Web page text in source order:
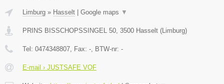
Limburg » Hasselt Google maps ▼
PRINS BISSCHOPSSINGEL 50, 3500 Hasselt (Limburg)
Tel: 0474348807, Fax: -, BTW-nr: -
E-mail › JUSTSAFE VOF